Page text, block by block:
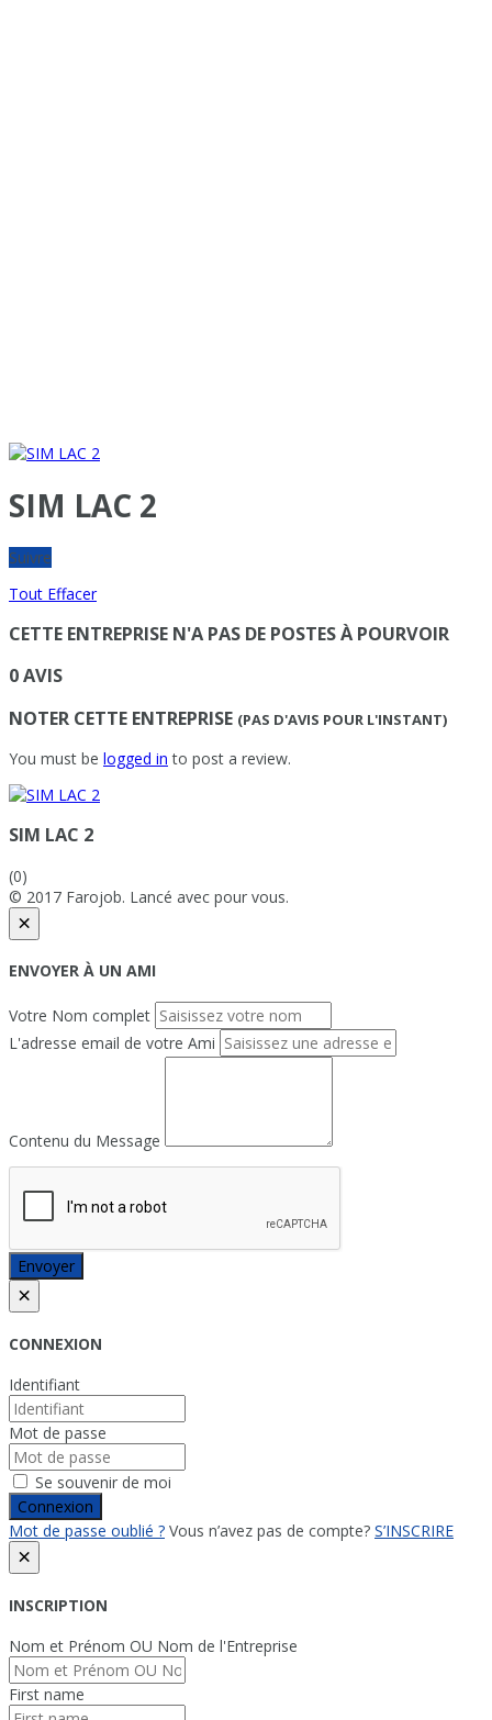
SIM LAC 2
Suivre
Tout Effacer
CETTE ENTREPRISE N'A PAS DE POSTES À POURVOIR
0 AVIS
NOTER CETTE ENTREPRISE (PAS D'AVIS POUR L'INSTANT)
You must be logged in to post a review.
SIM LAC 2
(0)
© 2017 Farojob. Lancé avec pour vous.
×
ENVOYER À UN AMI
Votre Nom complet
L'adresse email de votre Ami
Contenu du Message
Envoyer
×
CONNEXION
Identifiant
Mot de passe
Se souvenir de moi
Connexion
Mot de passe oublié ? Vous n’avez pas de compte? S’INSCRIRE
×
INSCRIPTION
Nom et Prénom OU Nom de l'Entreprise
First name